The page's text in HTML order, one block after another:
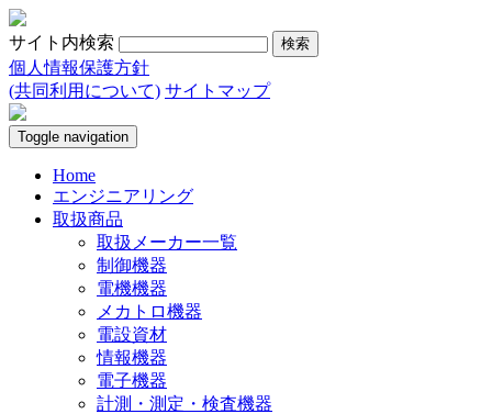
サイト内検索
個人情報保護方針
(共同利用について) サイトマップ
Toggle navigation
Home
エンジニアリング
取扱商品
取扱メーカー一覧
制御機器
電機機器
メカトロ機器
電設資材
情報機器
電子機器
計測・測定・検査機器